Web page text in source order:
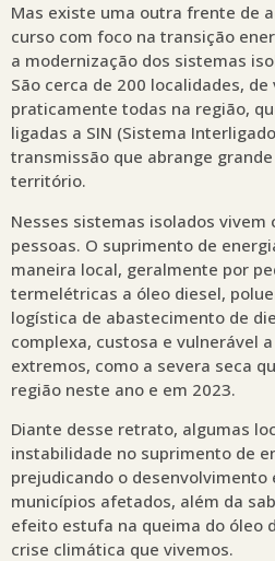
Mas existe uma outra frente de
curso com foco na transição
a modernização dos sistemas
São cerca de 200 localidades, de
praticamente todas na região,
ligadas a SIN (Sistema
transmissão que abrange
território.
Nesses sistemas isolados vivem
pessoas. O suprimento de
maneira local, geralmente por
termelétricas a óleo diesel,
logística de abastecimento de
complexa, custosa e vulnerável
extremos, como a severa seca
região neste ano e em 2023.
Diante desse retrato, algumas
instabilidade no suprimento de
prejudicando o desenvolvimento
municípios afetados, além da
efeito estufa na queima do óleo
crise climática que vivemos.